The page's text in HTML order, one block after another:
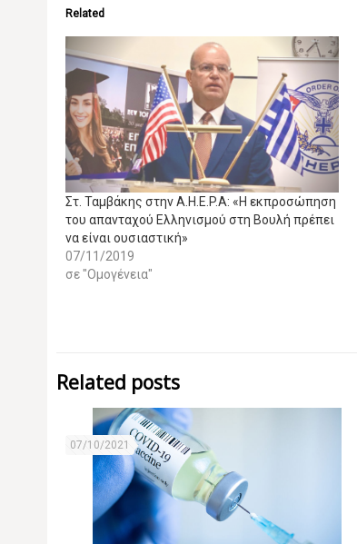
Related
Στ. Ταμβάκης στην A.H.E.P.A: «Η εκπροσώπηση
του απανταχού Ελληνισμού στη Βουλή πρέπει
να είναι ουσιαστική»
07/11/2019
σε "Ομογένεια"
Related posts
07/10/2021